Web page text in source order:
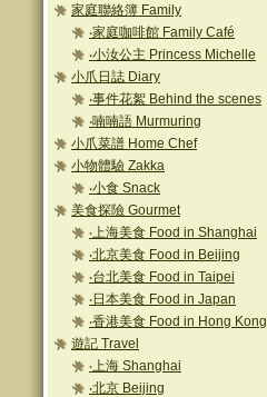
家庭聯絡簿 Family
‧家庭咖啡館 Family Café
‧小汝公主 Princess Michelle
小爪日誌 Diary
‧事件花絮 Behind the scenes
‧喃喃語 Murmuring
小爪菜譜 Home Chef
小物體驗 Zakka
‧小食 Snack
美食探險 Gourmet
‧上海美食 Food in Shanghai
‧北京美食 Food in Beijing
‧台北美食 Food in Taipei
‧日本美食 Food in Japan
‧香港美食 Food in Hong Kong
遊記 Travel
‧上海 Shanghai
‧北京 Beijing